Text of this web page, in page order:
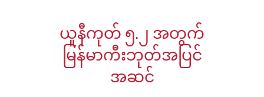
ယူနီကုတ် ၅.၂ အတွက်
မြန်မာကီးဘုတ်အပြင်
အဆင်